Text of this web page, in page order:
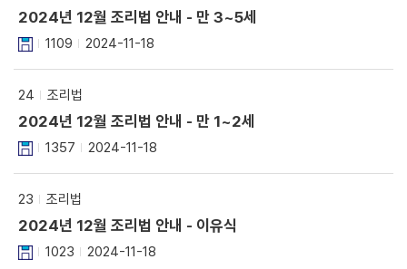
2024년 12월 조리법 안내 - 만 3~5세
1109 2024-11-18
24 조리법
2024년 12월 조리법 안내 - 만 1~2세
1357 2024-11-18
23 조리법
2024년 12월 조리법 안내 - 이유식
1023 2024-11-18